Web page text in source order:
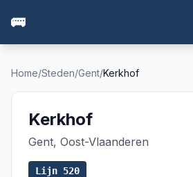
🚌
Home/Steden/Gent/Kerkhof
Kerkhof
Gent, Oost-Vlaanderen
Lijn 520